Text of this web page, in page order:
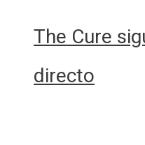
The Cure
directo